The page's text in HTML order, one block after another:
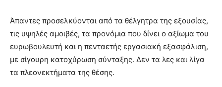
Άπαντες προσελκύονται από τα θέλγητρα της εξουσίας,
τις υψηλές αμοιβές, τα προνόμια που δίνει ο αξίωμα του
ευρωβουλευτή και η πενταετής εργασιακή εξασφάλιση,
με σίγουρη κατοχύρωση σύνταξης. Δεν τα λες και λίγα
τα πλεονεκτήματα της θέσης.